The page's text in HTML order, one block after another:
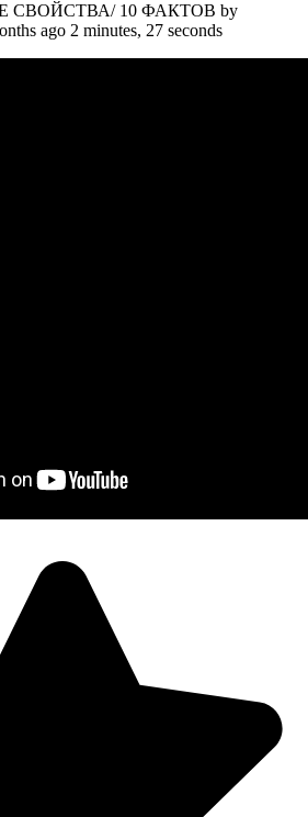
СВОЙСТВА/ 10 ФАКТОВ by
ago 2 minutes, 27 seconds